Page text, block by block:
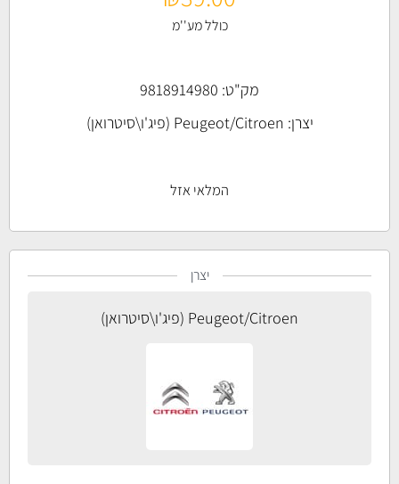
כולל מע''מ
מק"ט: 9818914980
יצרן: Peugeot/Citroen (פיג'ו\סיטרואן)
המלאי אזל
יצרן
Peugeot/Citroen (פיג'ו\סיטרואן)